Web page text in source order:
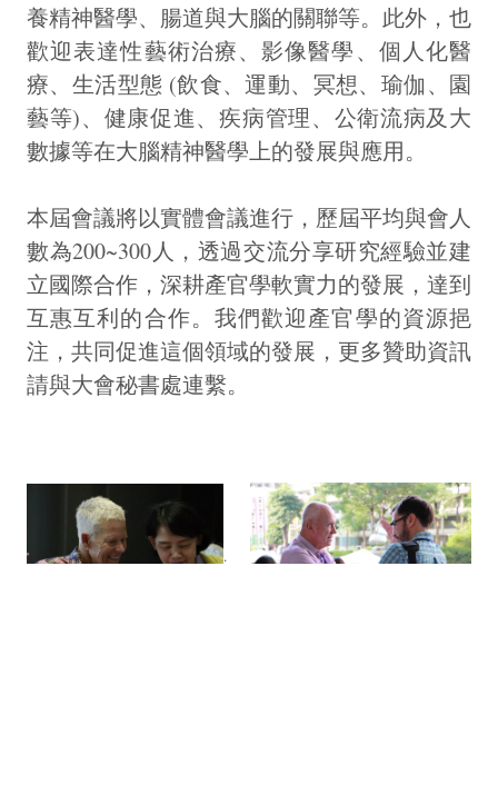
養精神醫學、腸道與大腦的關聯等。此外，也
歡迎表達性藝術治療、影像醫學、個人化醫
療、生活型態 (飲食、運動、冥想、瑜伽、園
藝等)、健康促進、疾病管理、公衛流病及大
數據等在大腦精神醫學上的發展與應用。
本屆會議將以實體會議進行，歷屆平均與會人
數為200~300人，透過交流分享研究經驗並建
立國際合作，深耕產官學軟實力的發展，達到
互惠互利的合作。我們歡迎產官學的資源挹
注，共同促進這個領域的發展，更多贊助資訊
請與大會秘書處連繫。
.